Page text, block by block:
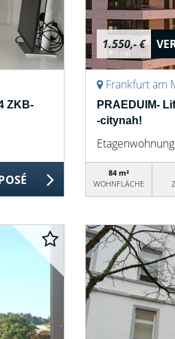
ZKB-
1.550,- €
Frankfurt am
PRAEDUIM-
-citynah!
Etagenwohnung
84 m²
WOHNFLÄCHE